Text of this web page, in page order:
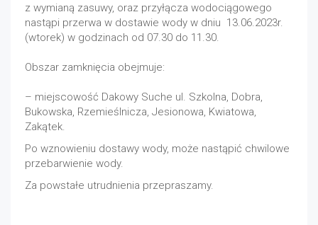
z wymianą zasuwy, oraz przyłącza wodociągowego
nastąpi przerwa w dostawie wody w dniu 13.06.2023r.
(wtorek) w godzinach od 07.30 do 11.30.
Obszar zamknięcia obejmuje:
– miejscowość Dakowy Suche ul. Szkolna, Dobra,
Bukowska, Rzemieślnicza, Jesionowa, Kwiatowa,
Zakątek.
Po wznowieniu dostawy wody, może nastąpić chwilowe
przebarwienie wody.
Za powstałe utrudnienia przepraszamy.